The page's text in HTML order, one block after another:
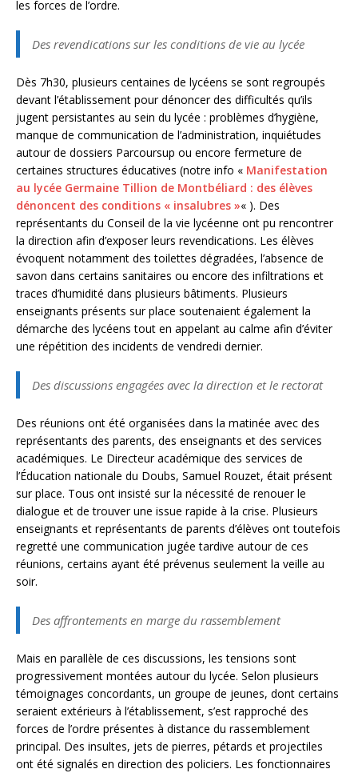
les forces de l’ordre.
Des revendications sur les conditions de vie au lycée
Dès 7h30, plusieurs centaines de lycéens se sont regroupés
devant l’établissement pour dénoncer des difficultés qu’ils
jugent persistantes au sein du lycée : problèmes d’hygiène,
manque de communication de l’administration, inquiétudes
autour de dossiers Parcoursup ou encore fermeture de
certaines structures éducatives (notre info « Manifestation
au lycée Germaine Tillion de Montbéliard : des élèves
dénoncent des conditions « insalubres »« ). Des
représentants du Conseil de la vie lycéenne ont pu rencontrer
la direction afin d’exposer leurs revendications. Les élèves
évoquent notamment des toilettes dégradées, l’absence de
savon dans certains sanitaires ou encore des infiltrations et
traces d’humidité dans plusieurs bâtiments. Plusieurs
enseignants présents sur place soutenaient également la
démarche des lycéens tout en appelant au calme afin d’éviter
une répétition des incidents de vendredi dernier.
Des discussions engagées avec la direction et le rectorat
Des réunions ont été organisées dans la matinée avec des
représentants des parents, des enseignants et des services
académiques. Le Directeur académique des services de
l’Éducation nationale du Doubs, Samuel Rouzet, était présent
sur place. Tous ont insisté sur la nécessité de renouer le
dialogue et de trouver une issue rapide à la crise. Plusieurs
enseignants et représentants de parents d’élèves ont toutefois
regretté une communication jugée tardive autour de ces
réunions, certains ayant été prévenus seulement la veille au
soir.
Des affrontements en marge du rassemblement
Mais en parallèle de ces discussions, les tensions sont
progressivement montées autour du lycée. Selon plusieurs
témoignages concordants, un groupe de jeunes, dont certains
seraient extérieurs à l’établissement, s’est rapproché des
forces de l’ordre présentes à distance du rassemblement
principal. Des insultes, jets de pierres, pétards et projectiles
ont été signalés en direction des policiers. Les fonctionnaires